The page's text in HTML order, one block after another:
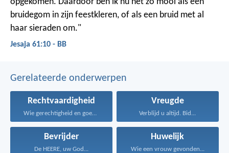
opgekomen. Daardoor ben ik nu net zo mooi als een
bruidegom in zijn feestkleren, of als een bruid met al
haar sieraden om."
Jesaja 61:10 - BB
Gerelateerde onderwerpen
Rechtvaardigheid
Wie gerechtigheid en goedertierenheid...
Vreugde
Verblijd u altijd. Bid...
Bevrijder
De HEERE, uw God...
Huwelijk
Wie een vrouw gevonden...